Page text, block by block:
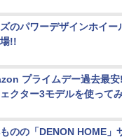
のパワーデザインホイー
!!
プライムデー過去最
クター3モデルを使って
のの「DENON HOME」